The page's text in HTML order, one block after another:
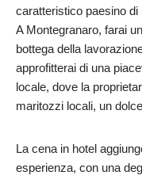
caratteristico paesino di
A Montegranaro, farai
bottega della
approfitterai di una
locale, dove la
maritozzi locali, un
La cena in hotel
esperienza, con una